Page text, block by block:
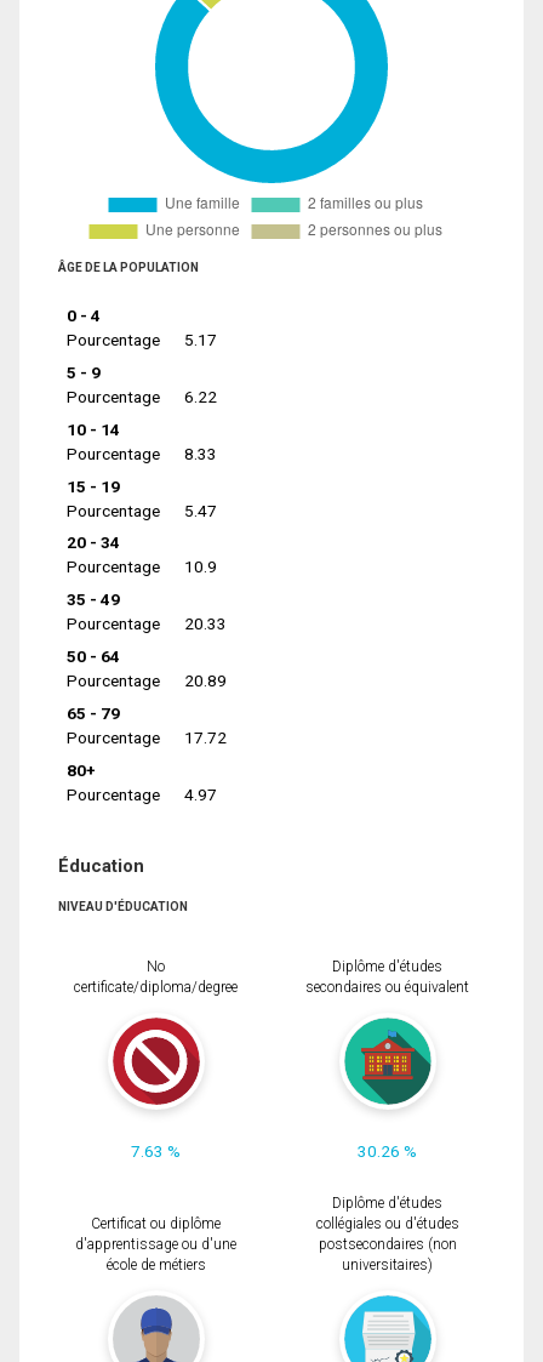
ÂGE DE LA POPULATION
0 - 4
Pourcentage
5.17
5 - 9
Pourcentage
6.22
10 - 14
Pourcentage
8.33
15 - 19
Pourcentage
5.47
20 - 34
Pourcentage
10.9
35 - 49
Pourcentage
20.33
50 - 64
Pourcentage
20.89
65 - 79
Pourcentage
17.72
80+
Pourcentage
4.97
Éducation
NIVEAU D'ÉDUCATION
No
certificate/diploma/degree
7.63 %
Diplôme d'études
secondaires ou équivalent
30.26 %
Certificat ou diplôme
d'apprentissage ou d'une
école de métiers
Diplôme d'études
collégiales ou d'études
postsecondaires (non
universitaires)